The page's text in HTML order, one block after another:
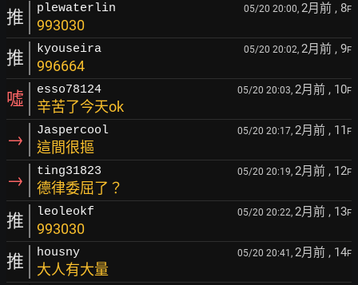
推 plewaterlin 05/20 20:00, 2月前 , 8F
993030
推 kyouseira 05/20 20:02, 2月前 , 9F
996664
噓 esso78124 05/20 20:03, 2月前 , 10F
辛苦了今天ok
→ Jaspercool 05/20 20:17, 2月前 , 11 F
這間很摳
→ ting31823 05/20 20:19, 2月前 , 12F
德律委屈了？
推 leoleokf 05/20 20:22, 2月前 , 13F
993030
推 housny 05/20 20:41, 2月前 , 14F
大人有大量